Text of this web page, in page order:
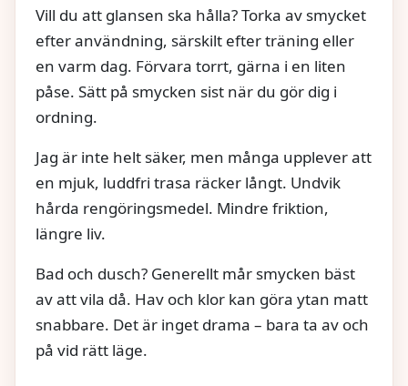
Vill du att glansen ska hålla? Torka av smycket
efter användning, särskilt efter träning eller
en varm dag. Förvara torrt, gärna i en liten
påse. Sätt på smycken sist när du gör dig i
ordning.
Jag är inte helt säker, men många upplever att
en mjuk, luddfri trasa räcker långt. Undvik
hårda rengöringsmedel. Mindre friktion,
längre liv.
Bad och dusch? Generellt mår smycken bäst
av att vila då. Hav och klor kan göra ytan matt
snabbare. Det är inget drama – bara ta av och
på vid rätt läge.